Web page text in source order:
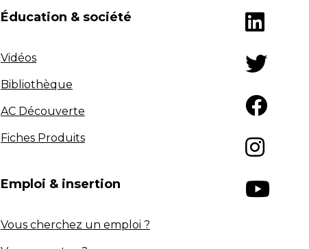
Éducation & société
Vidéos
Bibliothèque
AC Découverte
Fiches Produits
Emploi & insertion
Vous cherchez un emploi ?